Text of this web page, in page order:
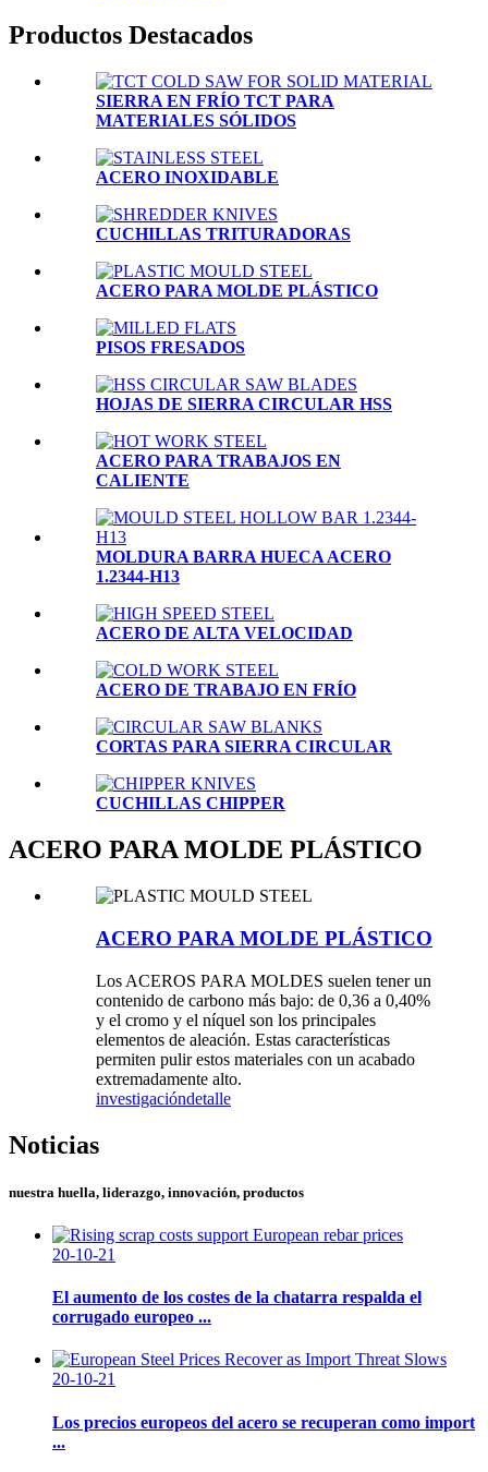
Productos Destacados
SIERRA EN FRÍO TCT PARA
MATERIALES SÓLIDOS
ACERO INOXIDABLE
CUCHILLAS TRITURADORAS
ACERO PARA MOLDE PLÁSTICO
PISOS FRESADOS
HOJAS DE SIERRA CIRCULAR HSS
ACERO PARA TRABAJOS EN
CALIENTE
MOLDURA BARRA HUECA ACERO
1.2344-H13
ACERO DE ALTA VELOCIDAD
ACERO DE TRABAJO EN FRÍO
CORTAS PARA SIERRA CIRCULAR
CUCHILLAS CHIPPER
ACERO PARA MOLDE PLÁSTICO
ACERO PARA MOLDE PLÁSTICO
Los ACEROS PARA MOLDES suelen tener un
contenido de carbono más bajo: de 0,36 a 0,40%
y el cromo y el níquel son los principales
elementos de aleación. Estas características
permiten pulir estos materiales con un acabado
extremadamente alto.
investigacióndetalle
Noticias
nuestra huella, liderazgo, innovación, productos
20-10-21
El aumento de los costes de la chatarra respalda el
corrugado europeo ...
20-10-21
Los precios europeos del acero se recuperan como import
...